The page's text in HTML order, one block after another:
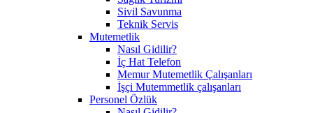
Sivil Savunma
Teknik Servis
Mutemetlik
Nasıl Gidilir?
İç Hat Telefon
Memur Mutemetlik Çalışanları
İşçi Mutemmetlik çalışanları
Personel Özlük